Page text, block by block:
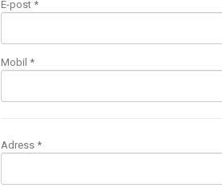
E-post *
Mobil *
Adress *